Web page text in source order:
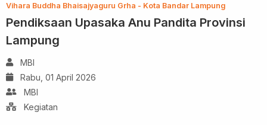
Vihara Buddha Bhaisajyaguru Grha - Kota Bandar Lampung
Pendiksaan Upasaka Anu Pandita Provinsi
Lampung
MBI
Rabu, 01 April 2026
MBI
Kegiatan